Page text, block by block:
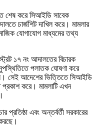
শেষ করে সিআইডি সাবেক
চার্জশিট দাখিল করে। মামলার
যোগাযোগ মাধ্যমের তথ্য
১৭ নং আদালতের বিচারক
পলাতক ঘোষণা করে
সেই আদেশের ভিত্তিতে সিআইডি
প্রকাশ করে। মামলাটি এখন
প্রতিষ্ঠা এবং অন্তর্বর্তী সরকারের